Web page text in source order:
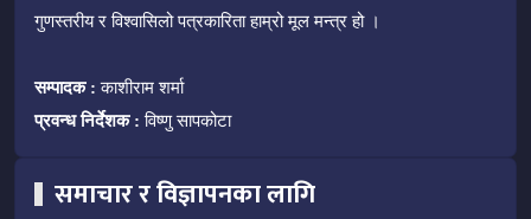
गुणस्तरीय र विश्वासिलो पत्रकारिता हाम्रो मूल मन्त्र हो ।
सम्पादक : काशीराम शर्मा
प्रवन्ध निर्देशक : विष्णु सापकोटा
समाचार र विज्ञापनका लागि